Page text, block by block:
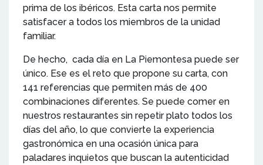
prima de los ibéricos. Esta carta nos permite
satisfacer a todos los miembros de la unidad
familiar.
De hecho, cada día en La Piemontesa puede ser
único. Ese es el reto que propone su carta, con
141 referencias que permiten más de 400
combinaciones diferentes. Se puede comer en
nuestros restaurantes sin repetir plato todos los
días del año, lo que convierte la experiencia
gastronómica en una ocasión única para
paladares inquietos que buscan la autenticidad